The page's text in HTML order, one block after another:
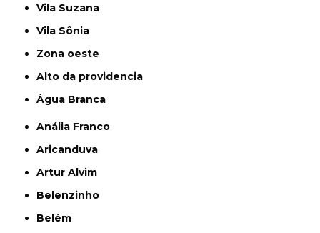
Vila Suzana
Vila Sônia
Zona oeste
alto da providencia
Água Branca
Anália Franco
Aricanduva
Artur Alvim
Belenzinho
Belém